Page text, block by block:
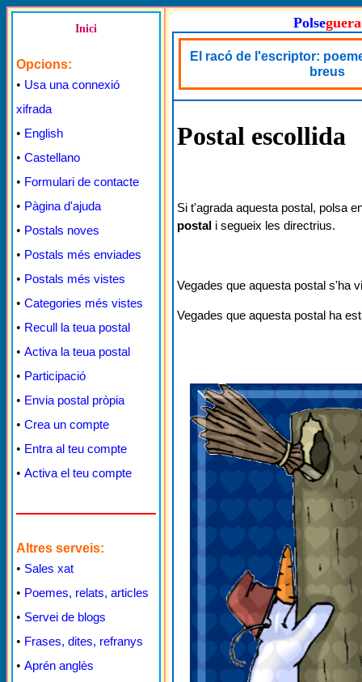
Inici
Opcions:
• Usa una connexió
xifrada
• English
• Castellano
• Formulari de contacte
• Pàgina d'ajuda
• Postals noves
• Postals més enviades
• Postals més vistes
• Categories més vistes
• Recull la teua postal
• Activa la teua postal
• Participació
• Envia postal pròpia
• Crea un compte
• Entra al teu compte
• Activa el teu compte
Altres serveis:
• Sales xat
• Poemes, relats, articles
• Servei de blogs
• Frases, dites, refranys
• Aprén anglès
Polseguera
El racó de l'escriptor:
breus
Postal escollida
Si t'agrada aquesta postal, polsa
postal i segueix les directrius.
Vegades que aquesta postal s'ha
Vegades que aquesta postal ha